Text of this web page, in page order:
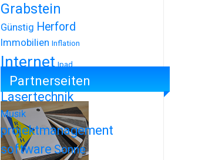
Grabstein
Günstig Herford
Immobilien Inflation
Internet Ipad
Iphone
Lasertechnik
Musik
projektmanagement
softwareSonne
Partnerseiten